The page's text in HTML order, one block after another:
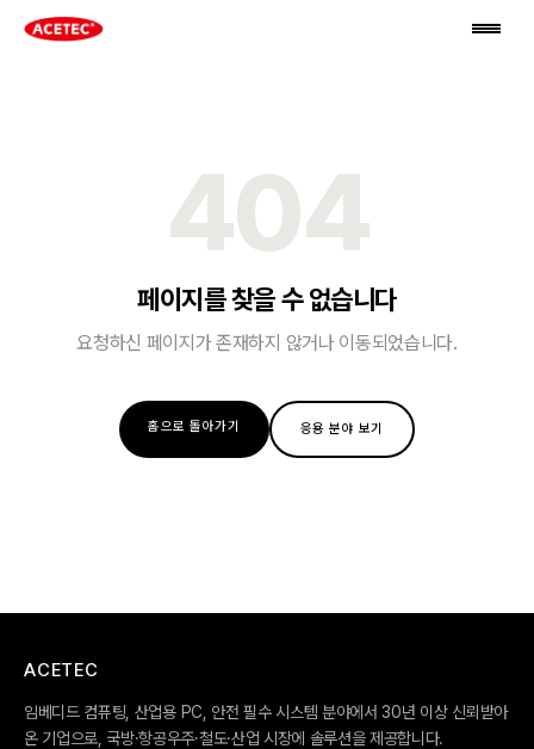
404
페이지를 찾을 수 없습니다
요청하신 페이지가 존재하지 않거나 이동되었습니다.
홈으로 돌아가기 응용 분야 보기
ACETEC
임베디드 컴퓨팅, 산업용 PC, 안전 필수 시스템 분야에서 30년 이상 신뢰받아
온 기업으로, 국방·항공우주·철도·산업 시장에 솔루션을 제공합니다.